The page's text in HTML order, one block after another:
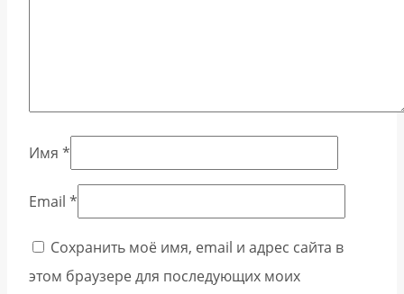
Имя *
Email *
Сохранить моё имя, email и адрес сайта в
этом браузере для последующих моих